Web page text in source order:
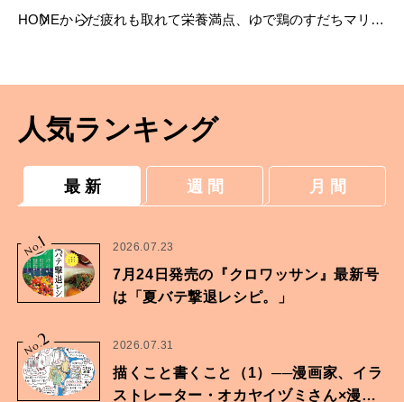
HOMEからだ疲れも取れて栄養満点、ゆで鶏のすだちマリネ
人気ランキング
最 新 週 間 月 間
No.
1 2026.07.23
7月24日発売の『クロワッサン』最新号
は「夏バテ撃退レシピ。」
No.2 2026.07.31
描くこと書くこと（1）──漫画家、イラ
ストレーター・オカヤイヅミさん×漫画